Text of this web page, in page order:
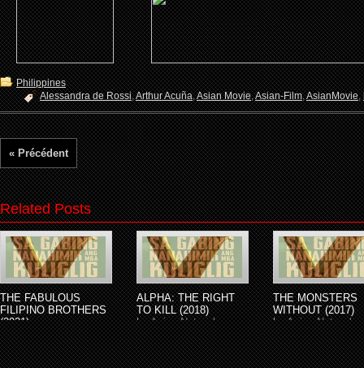
Philippines
Alessandra de Rossi,Arthur Acuña,Asian Movie,Asian-Film,AsianMovie,
« Précédent
Related Posts
THE FABULOUS
FILIPINO BROTHERS
(2021)
byAsian-Network
ALPHA: THE RIGHT
TO KILL (2018)
byAsian-Network
THE MONSTERS
WITHOUT (2017)
byAsian-Network